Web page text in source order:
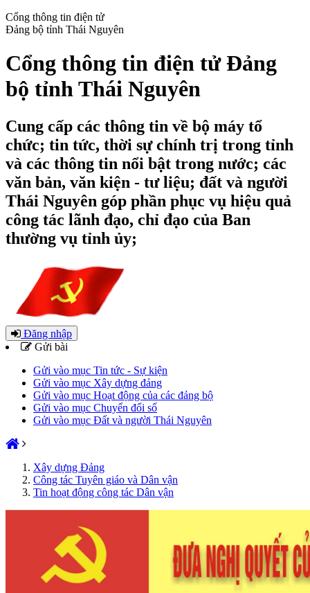
Cổng thông tin điện tử
Đảng bộ tỉnh Thái Nguyên
Cổng thông tin điện tử Đảng
bộ tỉnh Thái Nguyên
Cung cấp các thông tin về bộ máy tổ
chức; tin tức, thời sự chính trị trong tỉnh
và các thông tin nổi bật trong nước; các
văn bản, văn kiện - tư liệu; đất và người
Thái Nguyên góp phần phục vụ hiệu quả
công tác lãnh đạo, chỉ đạo của Ban
thường vụ tỉnh ủy;
Đăng nhập
Gửi bài
Gửi vào mục Tin tức - Sự kiện
Gửi vào mục Xây dựng đảng
Gửi vào mục Hoạt động của các đảng bộ
Gửi vào mục Chuyển đổi số
Gửi vào mục Đất và người Thái Nguyên
Xây dựng Đảng
Công tác Tuyên giáo và Dân vận
Tin hoạt động công tác Dân vận